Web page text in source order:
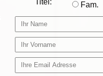
Titel:
Fam.